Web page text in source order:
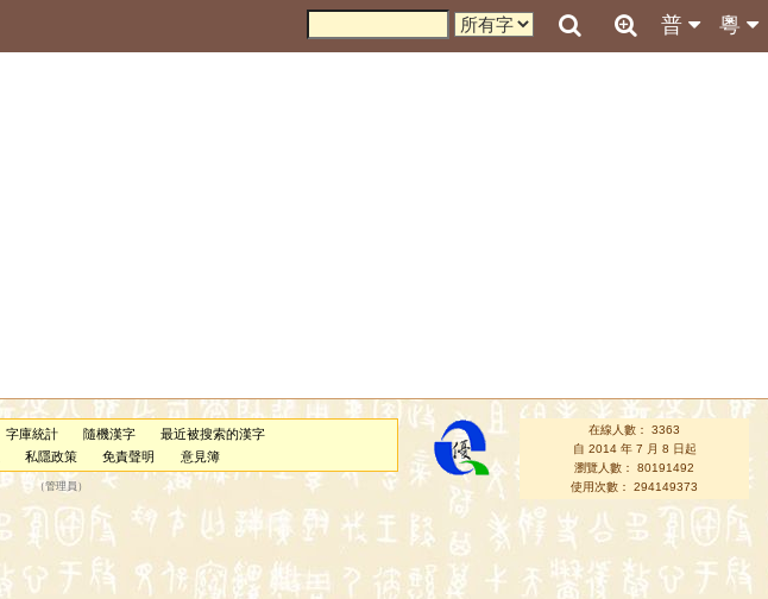
粵
普
字庫統計 隨機漢字
最近被搜索的漢字
私隱政策 免責聲明 意見簿
（管理員 ）
在線人數： 3363
自 2014 年 7 月 8 日起
瀏覽人數： 80191492
使用次數： 294149373